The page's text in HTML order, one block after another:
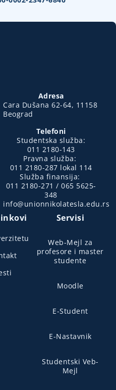
Adresa
Cara Dušana 62-64, 11158
Beograd
Telefoni
Studentska služba:
011 2180-143
Pravna služba:
011 2180-287 lokal 114
Služba finansija:
011 2180-271 / 065 5625-
348
info@unionnikolatesla.edu.rs
Servisi
Web-Mejl za
profesore i master
studente
Moodle
E-Student
E-Nastavnik
Studentski Veb-
Mejl